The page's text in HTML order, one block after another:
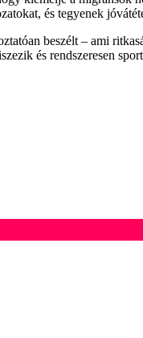
és tegyenek
beszélt – ami
és rendszeresen